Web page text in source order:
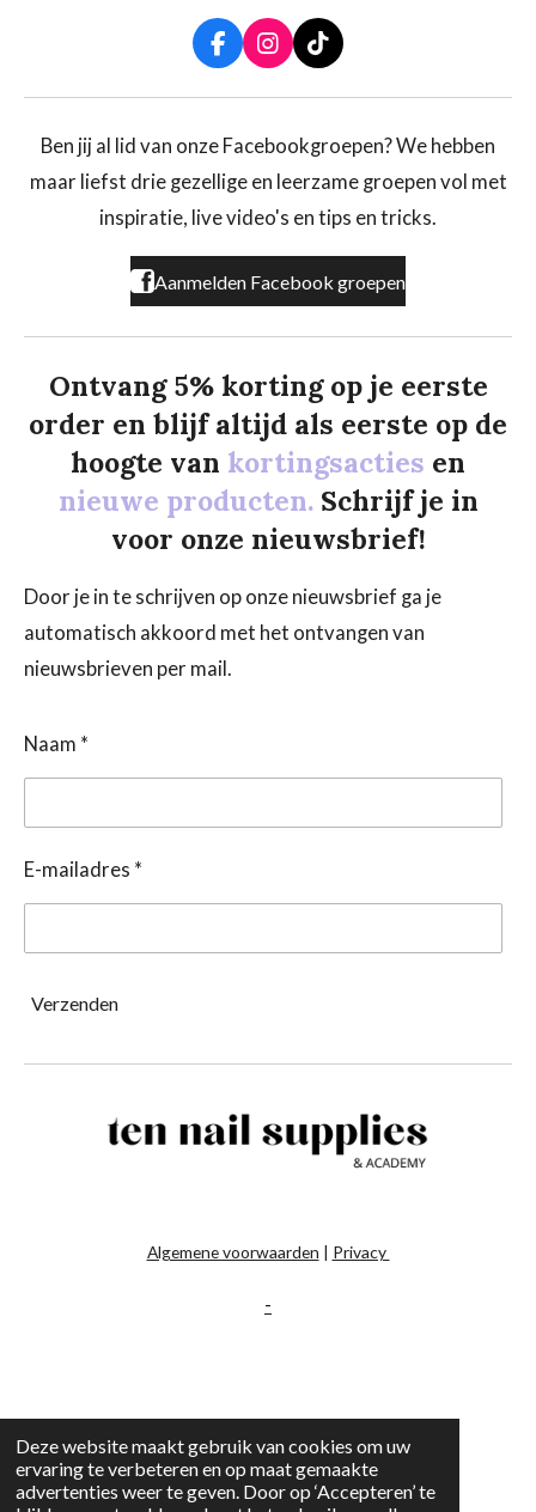
Deze website maakt gebruik van cookies om uw
ervaring te verbeteren en op maat gemaakte
advertenties weer te geven. Door op ‘Accepteren’ te
F
a
c
b
o
k
I
n
s
a
r
a
T
i
k
o
Ben jij al lid van onze Facebookgroepen? We hebben
maar liefst drie gezellige en leerzame groepen vol met
inspiratie, live video's en tips en tricks.
Aanmelden Facebook groepen
Ontvang 5% korting op je eerste
order en blijf altijd als eerste op de
hoogte van kortingsacties en
nieuwe producten. Schrijf je in
voor onze nieuwsbrief!
Door je in te schrijven op onze nieuwsbrief ga je
automatisch akkoord met het ontvangen van
nieuwsbrieven per mail.
Naam *
E-mailadres *
Verzenden
Algemene voorwaarden | Privacy
-